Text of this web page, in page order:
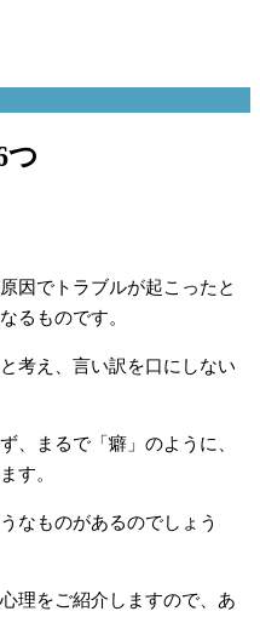
つ
因でトラブルが起こったと
るものです。
考え、言い訳を口にしない
、まるで「癖」のように、
す。
なものがあるのでしょう
理をご紹介しますので、あ